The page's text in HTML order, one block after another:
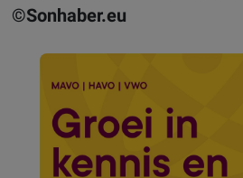
©Sonhaber.eu